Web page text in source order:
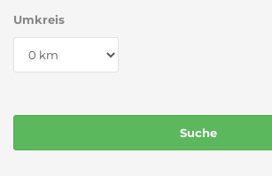
Umkreis